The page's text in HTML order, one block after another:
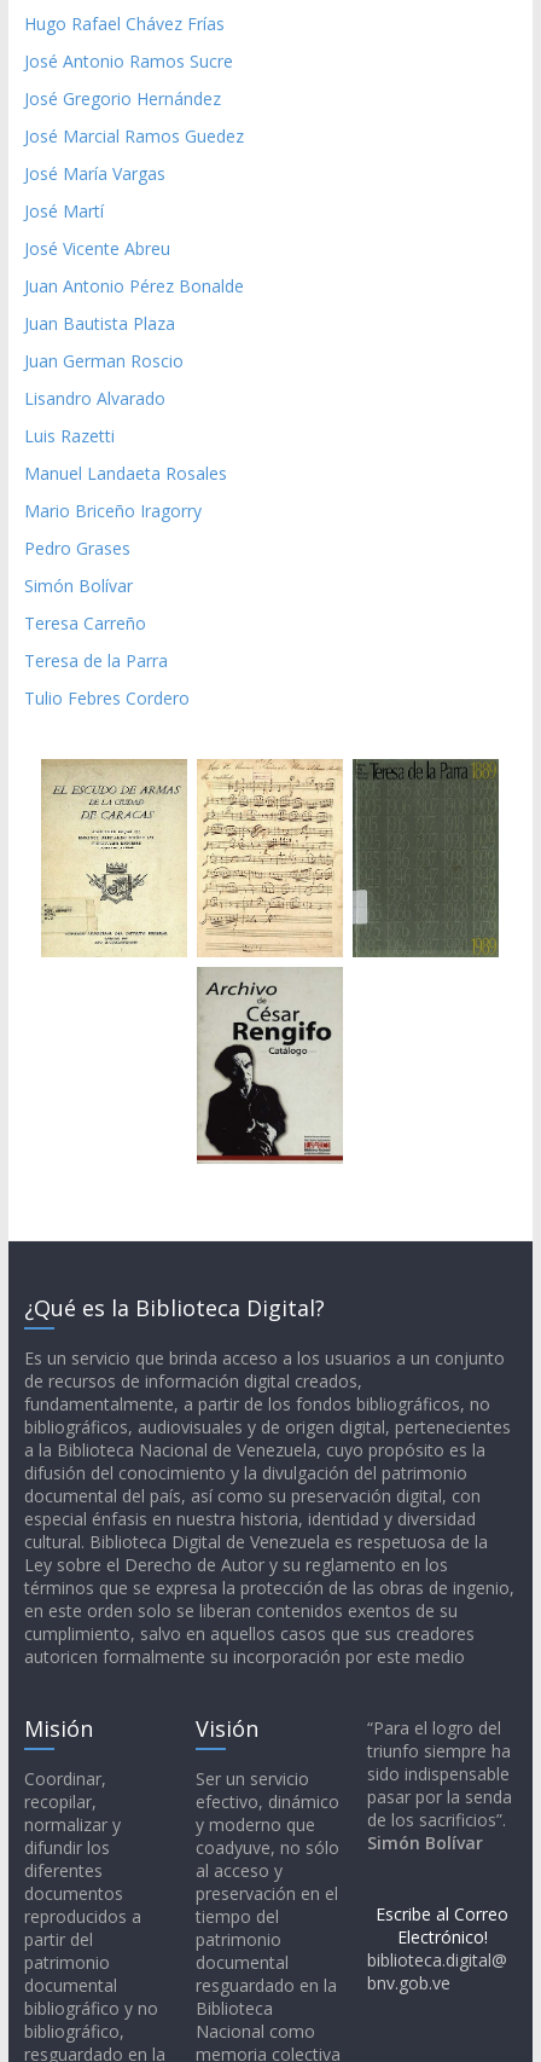
Hugo Rafael Chávez Frías
José Antonio Ramos Sucre
José Gregorio Hernández
José Marcial Ramos Guedez
José María Vargas
José Martí
José Vicente Abreu
Juan Antonio Pérez Bonalde
Juan Bautista Plaza
Juan German Roscio
Lisandro Alvarado
Luis Razetti
Manuel Landaeta Rosales
Mario Briceño Iragorry
Pedro Grases
Simón Bolívar
Teresa Carreño
Teresa de la Parra
Tulio Febres Cordero
¿Qué es la Biblioteca Digital?
Es un servicio que brinda acceso a los usuarios a un conjunto
de recursos de información digital creados,
fundamentalmente, a partir de los fondos bibliográficos, no
bibliográficos, audiovisuales y de origen digital, pertenecientes
a la Biblioteca Nacional de Venezuela, cuyo propósito es la
difusión del conocimiento y la divulgación del patrimonio
documental del país, así como su preservación digital, con
especial énfasis en nuestra historia, identidad y diversidad
cultural. Biblioteca Digital de Venezuela es respetuosa de la
Ley sobre el Derecho de Autor y su reglamento en los
términos que se expresa la protección de las obras de ingenio,
en este orden solo se liberan contenidos exentos de su
cumplimiento, salvo en aquellos casos que sus creadores
autoricen formalmente su incorporación por este medio
Misión
Coordinar,
recopilar,
normalizar y
difundir los
diferentes
documentos
reproducidos a
partir del
patrimonio
documental
bibliográfico y no
bibliográfico,
resguardado en la
Visión
Ser un servicio
efectivo, dinámico
y moderno que
coadyuve, no sólo
al acceso y
preservación en el
tiempo del
patrimonio
documental
resguardado en la
Biblioteca
Nacional como
memoria colectiva
“Para el logro del
triunfo siempre ha
sido indispensable
pasar por la senda
de los sacrificios”.
Simón Bolívar
Escribe al Correo
Electrónico!
biblioteca.digital@
bnv.gob.ve